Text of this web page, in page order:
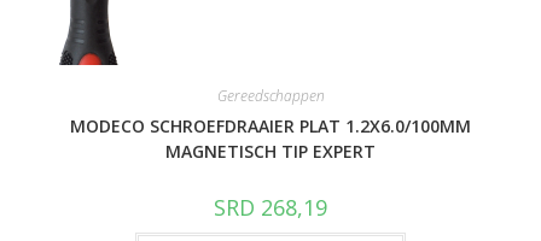
Gereedschappen
MODECO SCHROEFDRAAIER PLAT 1.2X6.0/100MM
MAGNETISCH TIP EXPERT
SRD 268,19